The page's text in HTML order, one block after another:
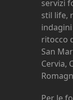
servizi
stil life,
ritocco
San
Cervia,